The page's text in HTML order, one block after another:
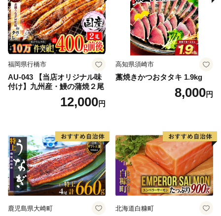
福岡県行橋市
AU-043 【当店オリジナル味
付け】九州産・鰻の蒲焼２尾
12,000円
高知県須崎市
藁焼きかつおタタキ 1.9kg
8,000円
鹿児島県大崎町 北海道白糠町